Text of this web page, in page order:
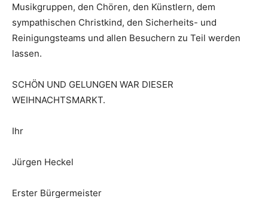
Musikgruppen, den Chören, den Künstlern, dem
sympathischen Christkind, den Sicherheits- und
Reinigungsteams und allen Besuchern zu Teil werden
lassen.
SCHÖN UND GELUNGEN WAR DIESER
WEIHNACHTSMARKT.
Ihr
Jürgen Heckel
Erster Bürgermeister